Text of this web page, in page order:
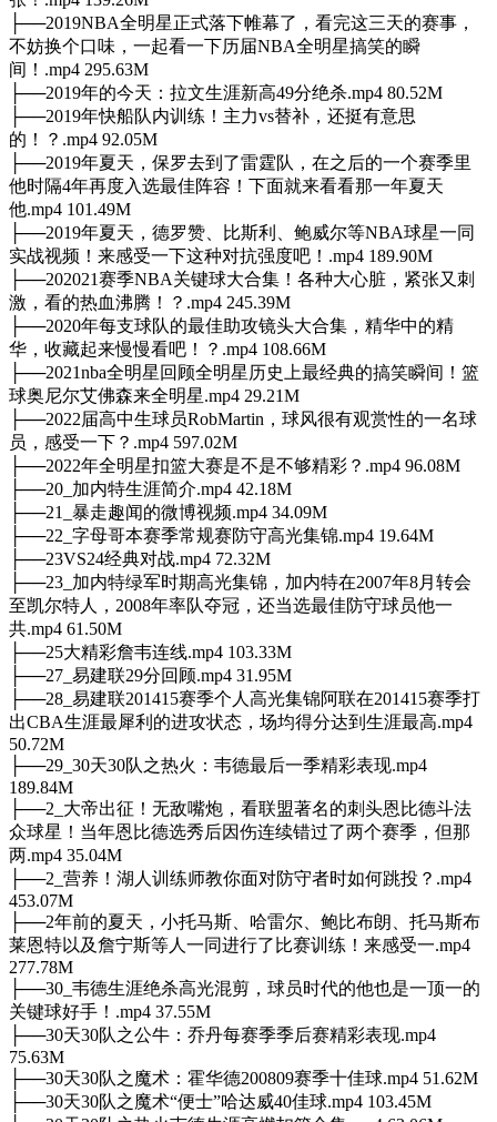
├──2019NBA全明星正式落下帷幕了，看完这三天的赛事，
不妨换个口味，一起看一下历届NBA全明星搞笑的瞬
间！.mp4 295.63M
├──2019年的今天：拉文生涯新高49分绝杀.mp4 80.52M
├──2019年快船队内训练！主力vs替补，还挺有意思
的！？.mp4 92.05M
├──2019年夏天，保罗去到了雷霆队，在之后的一个赛季里
他时隔4年再度入选最佳阵容！下面就来看看那一年夏天
他.mp4 101.49M
├──2019年夏天，德罗赞、比斯利、鲍威尔等NBA球星一同
实战视频！来感受一下这种对抗强度吧！.mp4 189.90M
├──202021赛季NBA关键球大合集！各种大心脏，紧张又刺
激，看的热血沸腾！？.mp4 245.39M
├──2020年每支球队的最佳助攻镜头大合集，精华中的精
华，收藏起来慢慢看吧！？.mp4 108.66M
├──2021nba全明星回顾全明星历史上最经典的搞笑瞬间！篮
球奥尼尔艾佛森来全明星.mp4 29.21M
├──2022届高中生球员RobMartin，球风很有观赏性的一名球
员，感受一下？.mp4 597.02M
├──2022年全明星扣篮大赛是不是不够精彩？.mp4 96.08M
├──20_加内特生涯简介.mp4 42.18M
├──21_暴走趣闻的微博视频.mp4 34.09M
├──22_字母哥本赛季常规赛防守高光集锦.mp4 19.64M
├──23VS24经典对战.mp4 72.32M
├──23_加内特绿军时期高光集锦，加内特在2007年8月转会
至凯尔特人，2008年率队夺冠，还当选最佳防守球员他一
共.mp4 61.50M
├──25大精彩詹韦连线.mp4 103.33M
├──27_易建联29分回顾.mp4 31.95M
├──28_易建联201415赛季个人高光集锦阿联在201415赛季打
出CBA生涯最犀利的进攻状态，场均得分达到生涯最高.mp4
50.72M
├──29_30天30队之热火：韦德最后一季精彩表现.mp4
189.84M
├──2_大帝出征！无敌嘴炮，看联盟著名的刺头恩比德斗法
众球星！当年恩比德选秀后因伤连续错过了两个赛季，但那
两.mp4 35.04M
├──2_营养！湖人训练师教你面对防守者时如何跳投？.mp4
453.07M
├──2年前的夏天，小托马斯、哈雷尔、鲍比布朗、托马斯布
莱恩特以及詹宁斯等人一同进行了比赛训练！来感受一.mp4
277.78M
├──30_韦德生涯绝杀高光混剪，球员时代的他也是一顶一的
关键球好手！.mp4 37.55M
├──30天30队之公牛：乔丹每赛季季后赛精彩表现.mp4
75.63M
├──30天30队之魔术：霍华德200809赛季十佳球.mp4 51.62M
├──30天30队之魔术“便士”哈达威40佳球.mp4 103.45M